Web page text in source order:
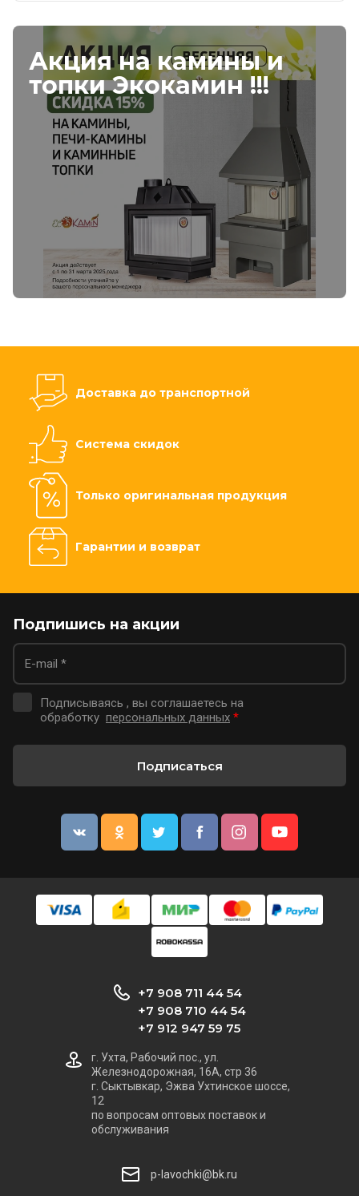
Акция на камины и
топки Экокамин !!!
Доставка до транспортной
Система скидок
Только оригинальная продукция
Гарантии и возврат
Подпишись на акции
Подписываясь , вы соглашаетесь на
обработку персональных данных *
Подписаться
+7 908 711 44 54
+7 908 710 44 54
+7 912 947 59 75
г. Ухта, Рабочий пос., ул.
Железнодорожная, 16А, стр 36
г. Сыктывкар, Эжва Ухтинское шоссе,
12
по вопросам оптовых поставок и
обслуживания
p-lavochki@bk.ru